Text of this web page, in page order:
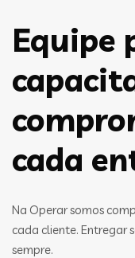
Equipe
cada
Na Operar somos
cada cliente. Entregar
sempre.